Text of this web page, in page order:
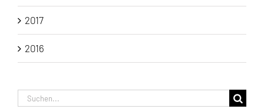
2017
2016
Suche